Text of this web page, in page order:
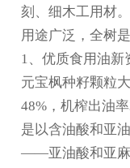
刻、细木工用材
用途广泛，全树
1、优质食用油新
元宝枫种籽颗粒
48%，机榨出油
是以含油酸和亚
——亚油酸和亚麻